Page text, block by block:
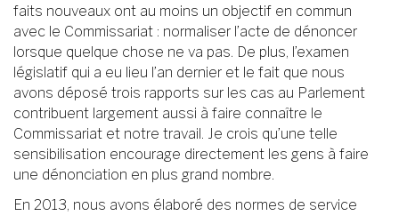
faits nouveaux ont au moins un objectif en commun
avec le Commissariat : normaliser l’acte de dénoncer
lorsque quelque chose ne va pas. De plus, l’examen
législatif qui a eu lieu l’an dernier et le fait que nous
avons déposé trois rapports sur les cas au Parlement
contribuent largement aussi à faire connaître le
Commissariat et notre travail. Je crois qu’une telle
sensibilisation encourage directement les gens à faire
une dénonciation en plus grand nombre.
En 2013, nous avons élaboré des normes de service